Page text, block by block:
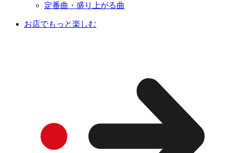
定番曲・盛り上がる曲
お店でもっと楽しむ